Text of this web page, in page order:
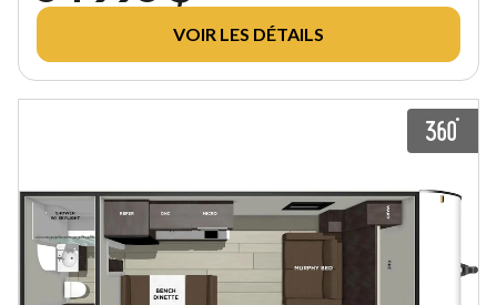
VOIR LES DÉTAILS